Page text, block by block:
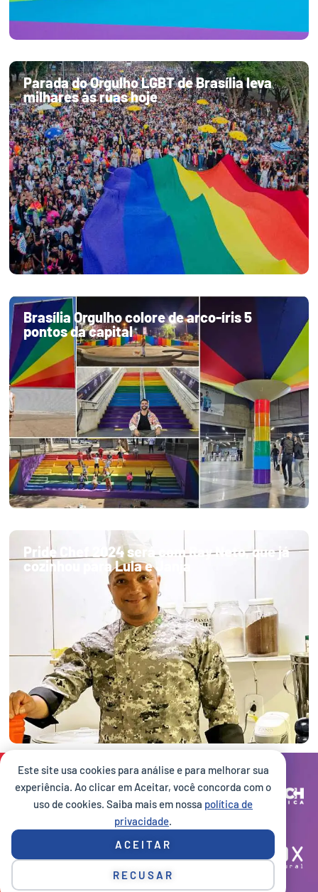
Este site usa cookies para análise e para melhorar sua
experiência. Ao clicar em Aceitar, você concorda com o
uso de cookies. Saiba mais em nossa política de
privacidade.
ACEITAR
RECUSAR
Parada do Orgulho LGBT de Brasília leva
milhares às ruas hoje
Brasília Orgulho colore de arco-íris 5
pontos da capital
Pride Chef 2024 será com Ray Neto, que já
cozinhou para Lula e Janja
Site desenvolvido por:
Execução: